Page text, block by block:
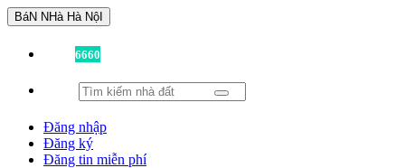
BáN NHà Hà NộI
6660
Đăng nhập
Đăng ký
Đăng tin miễn phí